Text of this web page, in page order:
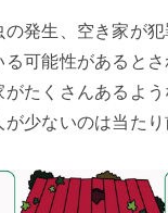
の発生、空き家が
る可能性があると
がたくさんあるよ
少ないのは当たり